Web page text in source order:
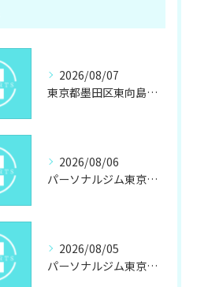
2026/08/07
東京都墨田区東向島で女性が選ぶパーソナルジムと岩盤浴のダイエット最新事情
2026/08/06
パーソナルジム東京都墨田区東向島駐車場あり自分に合うジム探しと通いやすさ
2026/08/05
パーソナルジム東京都墨田区八広でキックボクシングパーソナルの通い方と料金を徹底解説